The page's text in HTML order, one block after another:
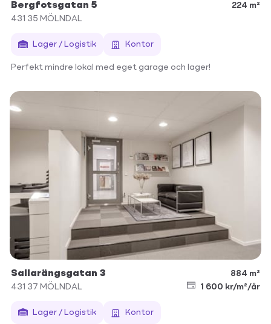
Bergfotsgatan 5
224 m²
431 35 MÖLNDAL
Lager / Logistik Kontor
Perfekt mindre lokal med eget garage och lager!
Sallarängsgatan 3
884 m²
431 37 MÖLNDAL 1 600 kr/m²/år
Lager / Logistik Kontor